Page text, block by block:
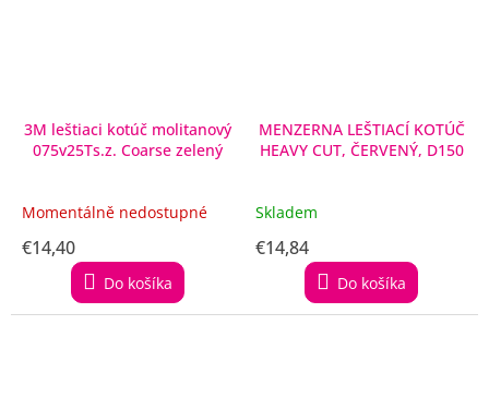
3M leštiaci kotúč molitanový
075v25Ts.z. Coarse zelený
Momentálně nedostupné
€14,40
Do košíka
MENZERNA LEŠTIACÍ KOTÚČ
HEAVY CUT, ČERVENÝ, D150
Skladem
€14,84
Do košíka